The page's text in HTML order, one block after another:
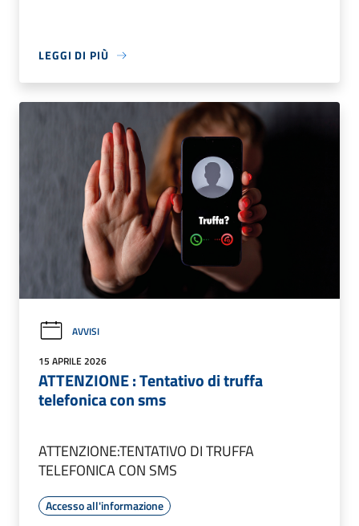
LEGGI DI PIÙ
AVVISI
15 APRILE 2026
ATTENZIONE : Tentativo di truffa
telefonica con sms
ATTENZIONE:TENTATIVO DI TRUFFA
TELEFONICA CON SMS
Accesso all'informazione